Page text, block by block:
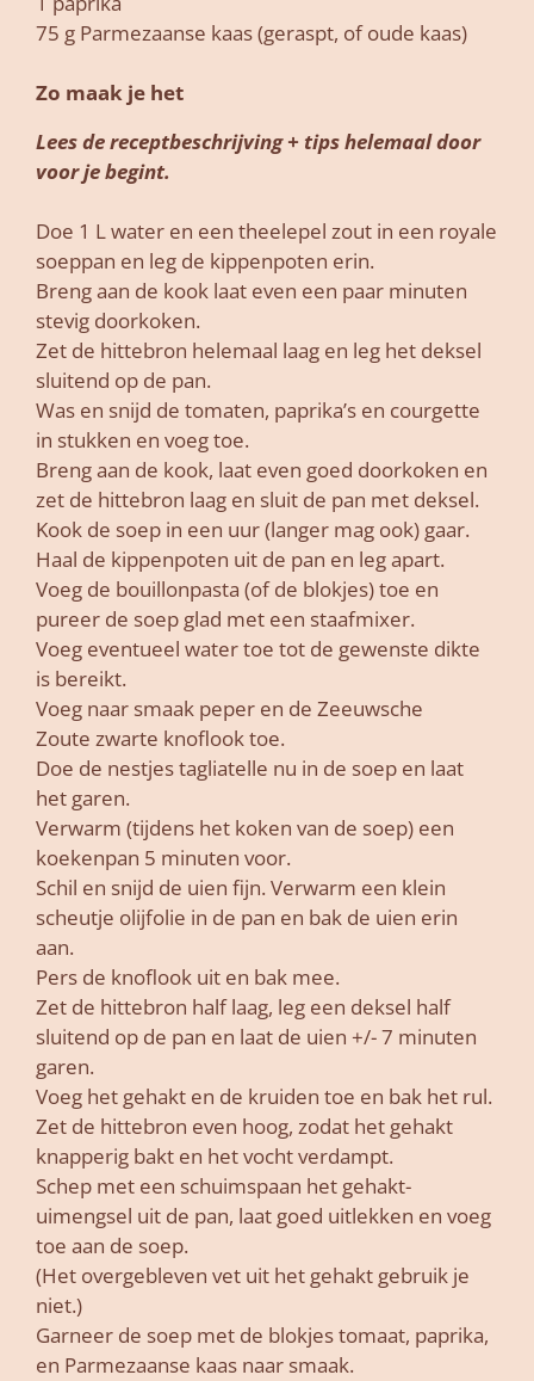
75 g Parmezaanse kaas (geraspt, of oude kaas)
Zo maak je het
Lees de receptbeschrijving + tips helemaal door
voor je begint.
Doe 1 L water en een theelepel zout in een royale
soeppan en leg de kippenpoten erin.
Breng aan de kook laat even een paar minuten
stevig doorkoken.
Zet de hittebron helemaal laag en leg het deksel
sluitend op de pan.
Was en snijd de tomaten, paprika’s en courgette
in stukken en voeg toe.
Breng aan de kook, laat even goed doorkoken en
zet de hittebron laag en sluit de pan met deksel.
Kook de soep in een uur (langer mag ook) gaar.
Haal de kippenpoten uit de pan en leg apart.
Voeg de bouillonpasta (of de blokjes) toe en
pureer de soep glad met een staafmixer.
Voeg eventueel water toe tot de gewenste dikte
is bereikt.
Voeg naar smaak peper en de Zeeuwsche
Zoute zwarte knoflook toe.
Doe de nestjes tagliatelle nu in de soep en laat
het garen.
Verwarm (tijdens het koken van de soep) een
koekenpan 5 minuten voor.
Schil en snijd de uien fijn. Verwarm een klein
scheutje olijfolie in de pan en bak de uien erin
aan.
Pers de knoflook uit en bak mee.
Zet de hittebron half laag, leg een deksel half
sluitend op de pan en laat de uien +/- 7 minuten
garen.
Voeg het gehakt en de kruiden toe en bak het rul.
Zet de hittebron even hoog, zodat het gehakt
knapperig bakt en het vocht verdampt.
Schep met een schuimspaan het gehakt-
uimengsel uit de pan, laat goed uitlekken en voeg
toe aan de soep.
(Het overgebleven vet uit het gehakt gebruik je
niet.)
Garneer de soep met de blokjes tomaat, paprika,
en Parmezaanse kaas naar smaak.